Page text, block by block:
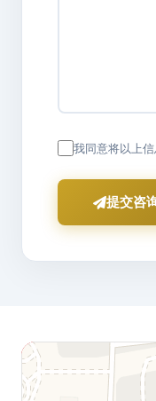
我同意将以上
提交咨